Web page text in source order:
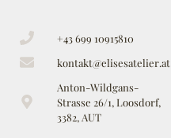
+43 699 10915810
kontakt@elisesatelier.at
Anton-Wildgans-
Strasse 26/1, Loosdorf,
3382, AUT